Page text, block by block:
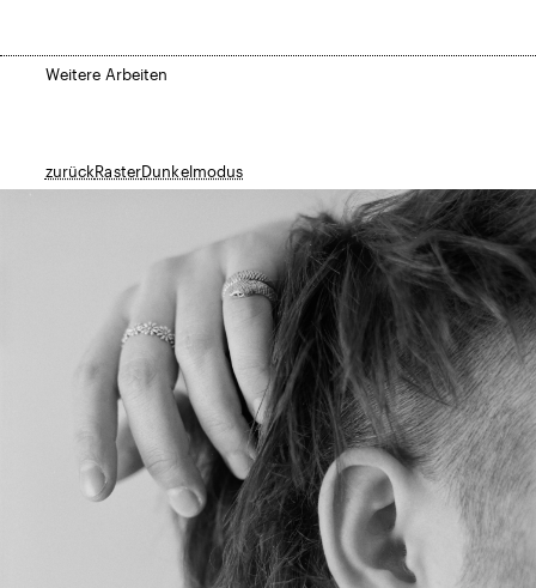
Weitere Arbeiten
zurückRasterDunkelmodus